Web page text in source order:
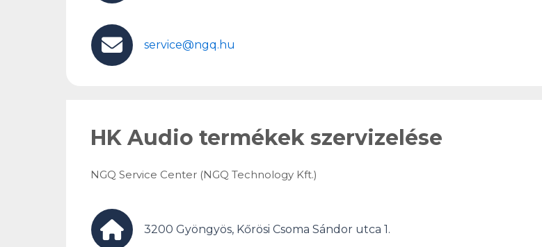
service@ngq.hu
HK Audio termékek szervizelése
NGQ Service Center (NGQ Technology Kft.)
3200 Gyöngyös, Kőrösi Csoma Sándor utca 1.